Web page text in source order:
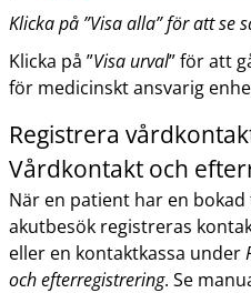
Klicka på ”Visa alla” för att se
Klicka på ”Visa urval” för att
för medicinskt ansvarig
Registrera
Vårdkontakt och
När en patient har en
akutbesök registreras
eller en kontaktkassa under
och efterregistrering. Se